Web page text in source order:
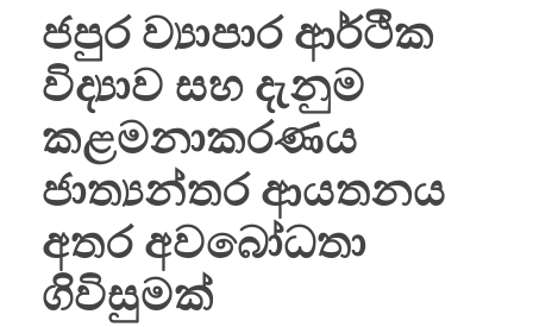
ජපුර ව්‍යාපාර ආර්ථික
විද්‍යාව සහ දැනුම
කළමනාකරණය
ජාත්‍යන්තර ආයතනය
අතර අවබෝධතා
ගිවිසුමක්